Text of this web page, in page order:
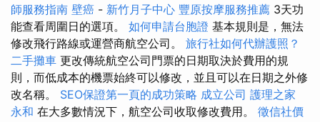
師服務指南 壁癌 - 新竹月子中心 豐原按摩服務推薦 3天功
能查看周圍日的選項。 如何申請台胞證 基本規則是，無法
修改飛行路線或運營商航空公司。 旅行社如何代辦護照？
二手攤車 更改傳統航空公司門票的日期取決於費用的規
則，而低成本的機票始終可以修改，並且可以在日期之外修
改名稱。 SEO保證第一頁的成功策略 成立公司 護理之家
永和 在大多數情況下，航空公司收取修改費用。 徵信社價